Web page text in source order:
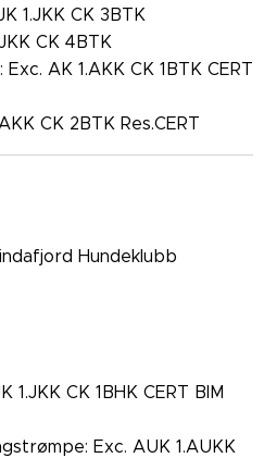
1.JKK CK 3BTK
CK 4BTK
AK 1.AKK CK 1BTK CERT
CK 2BTK Res.CERT
Hundeklubb
CK 1BHK CERT BIM
Exc. AUK 1.AUKK